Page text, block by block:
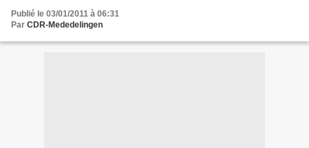
Publié le 03/01/2011 à 06:31
Par CDR-Mededelingen